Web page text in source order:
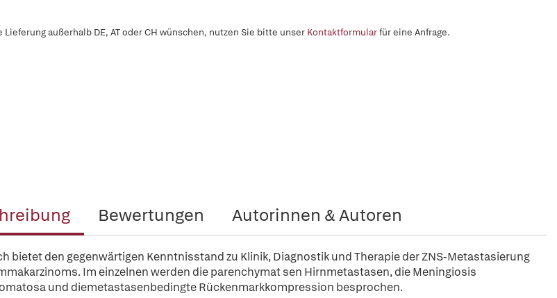
Lieferung außerhalb DE, AT oder CH wünschen, nutzen Sie bitte unser Kontaktformularfür eine Anfrage.
Bewertungen Autorinnen & Autoren
bietet den gegenwärtigen Kenntnisstand zu Klinik, Diagnostik und Therapie der ZNS-Metastasierung
Im einzelnen werden die parenchymat sen Hirnmetastasen, die Meningiosis
und diemetastasenbedingte Rückenmarkkompression besprochen.